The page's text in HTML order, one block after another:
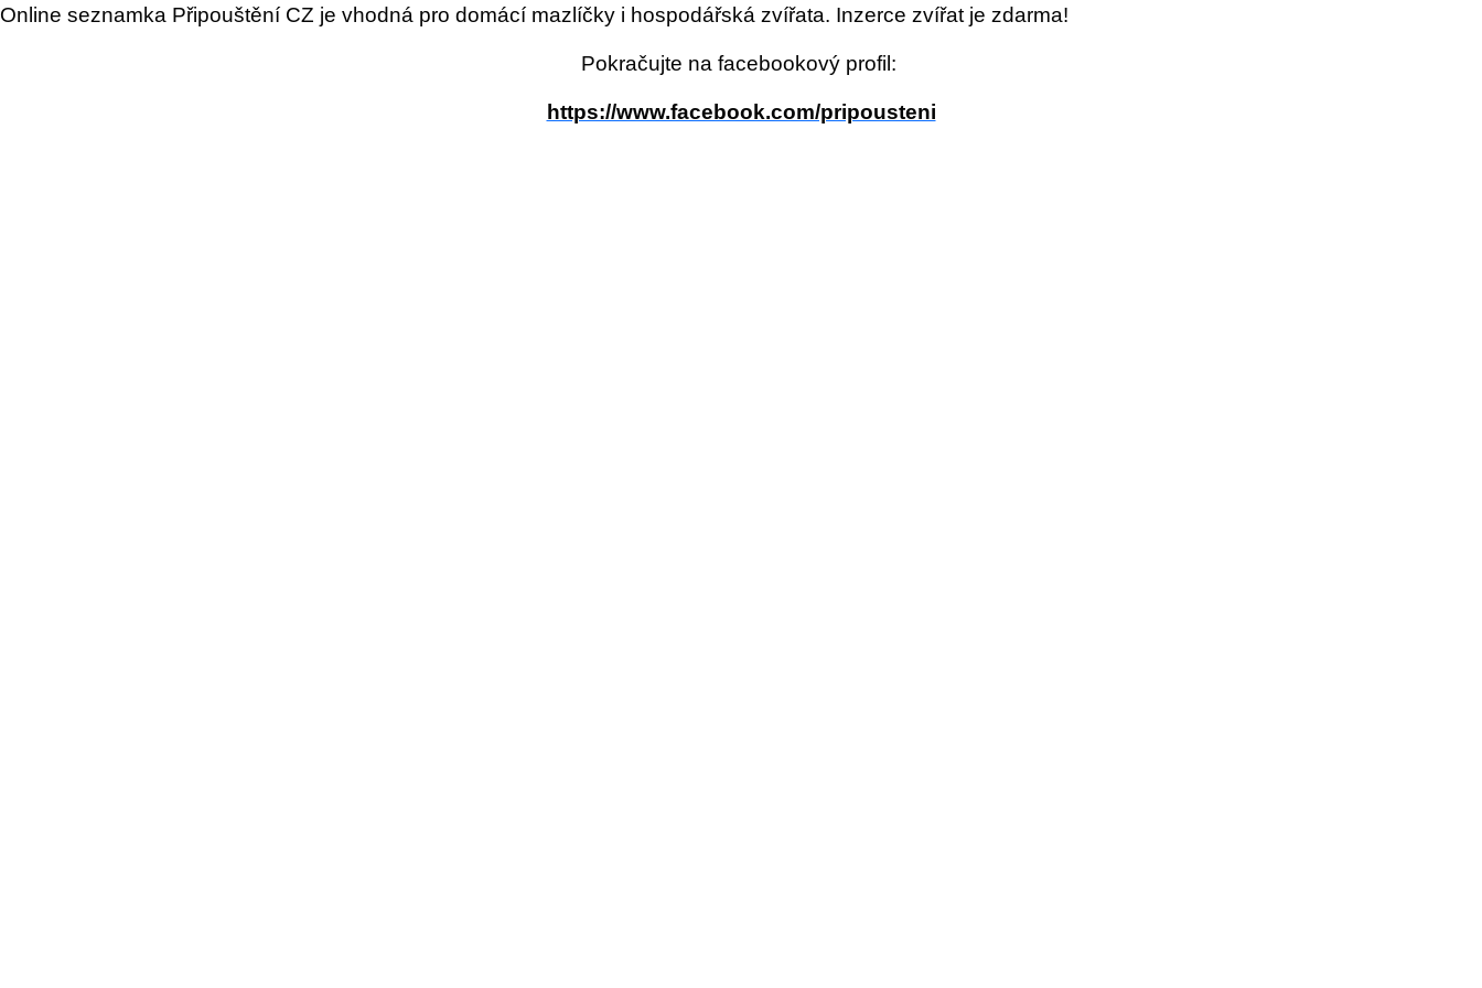
Online seznamka Připouštění CZ je vhodná pro domácí mazlíčky i hospodářská zvířata. Inzerce zvířat je zdarma!
Pokračujte na facebookový profil:
https://www.facebook.com/pripousteni